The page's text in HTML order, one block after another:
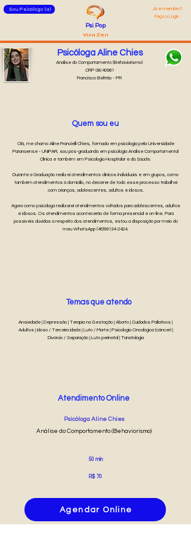
Sou Psicólogo (a)
Já é membro?
Faça o Login
Psi Pop
Viva Zen
Psicóloga Aline Chies
CRP 08/40981
Francisco Beltrão - PR
Análise do Comportamento (Behaviorismo)
Quem sou eu
Olá, me chamo Aline Francielli Chies, formada em psicologia pela Universidade
Paranaense - UNIPAR, sou pós-graduanda em psicologia Análise Comportamental
Clínica e também em Psicologia Hospitalar e da Saúde.
Durante a Graduação realizei atendimentos clínicos individuais e em grupos, como
também atendimentos à domicílio, no decorrer de todo esse processo trabalhei
com crianças, adolescentes, adultos e idosos.
Agora como psicóloga realizarei atendimentos voltados para adolescentes, adultos
e idosos. Os atendimentos acontecerão de forma presencial e on-line. Para
possíveis dúvidas a respeito dos atendimentos, estou a disposição por meio do
meu WhatsApp (46)99134-2424.
Temas que atendo
Ansiedade | Depressão | Terapia na Gestação | Aborto | Cuidados Paliativos |
Adultos | Idoso / Terceira idade | Luto / Morte | Psicologia Oncológica (câncer) |
Divórcio / Separação | Luto perinatal | Tanatologia
Atendimento Online
Psicóloga Aline Chies
Análise do Comportamento (Behaviorismo)
50 min
R$ 70
Agendar Online